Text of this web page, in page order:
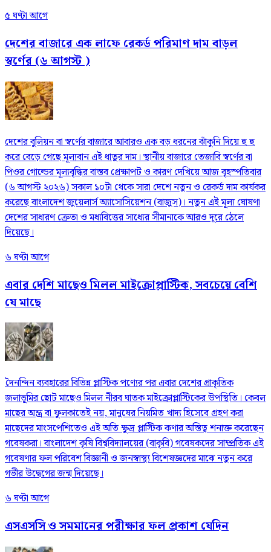
৫ ঘণ্টা আগে
দেশের বাজারে এক লাফে রেকর্ড পরিমাণ দাম বাড়ল
স্বর্ণের (৬ আগস্ট )
দেশের বুলিয়ন বা স্বর্ণের বাজারে আবারও এক বড় ধরনের ঝাঁকুনি দিয়ে হু হু
করে বেড়ে গেছে মূল্যবান এই ধাতুর দাম। স্থানীয় বাজারে তেজাবি স্বর্ণের বা
পিওর গোল্ডের মূল্যবৃদ্ধির বাস্তব প্রেক্ষাপট ও কারণ দেখিয়ে আজ বৃহস্পতিবার
(৬ আগস্ট ২০২৬) সকাল ১০টা থেকে সারা দেশে নতুন ও রেকর্ড দাম কার্যকর
করেছে বাংলাদেশ জুয়েলার্স অ্যাসোসিয়েশন (বাজুস)। নতুন এই মূল্য ঘোষণা
দেশের সাধারণ ক্রেতা ও মধ্যবিত্তের সাধ্যের সীমানাকে আরও দূরে ঠেলে
দিয়েছে।
৬ ঘণ্টা আগে
এবার দেশি মাছেও মিলল মাইক্রোপ্লাস্টিক, সবচেয়ে বেশি
যে মাছে
দৈনন্দিন ব্যবহারের বিভিন্ন প্লাস্টিক পণ্যের পর এবার দেশের প্রাকৃতিক
জলাভূমির ছোট মাছেও মিলল নীরব ঘাতক মাইক্রোপ্লাস্টিকের উপস্থিতি। কেবল
মাছের অন্ত্র বা ফুলকাতেই নয়, মানুষের নিয়মিত খাদ্য হিসেবে গ্রহণ করা
মাছেদের মাংসপেশিতেও এই অতি ক্ষুদ্র প্লাস্টিক কণার অস্তিত্ব শনাক্ত করেছেন
গবেষকরা। বাংলাদেশ কৃষি বিশ্ববিদ্যালয়ের (বাকৃবি) গবেষকদের সাম্প্রতিক এই
গবেষণার ফল পরিবেশ বিজ্ঞানী ও জনস্বাস্থ্য বিশেষজ্ঞদের মাঝে নতুন করে
গভীর উদ্বেগের জন্ম দিয়েছে।
৬ ঘণ্টা আগে
এসএসসি ও সমমানের পরীক্ষার ফল প্রকাশ যেদিন